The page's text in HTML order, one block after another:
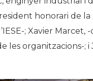
honorari de
; Xavier Marcet,
les organitzacions-;